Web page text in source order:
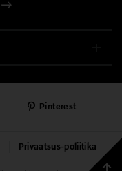
Privaatsus-poliitika
Pinterest